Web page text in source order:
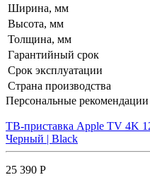
Ширина, мм
Высота, мм
Толщина, мм
Гарантийный срок
Срок эксплуатации
Страна производства
Персональные рекомендации
ТВ-приставка Apple TV 4K
Черный | Black
25 390 Р